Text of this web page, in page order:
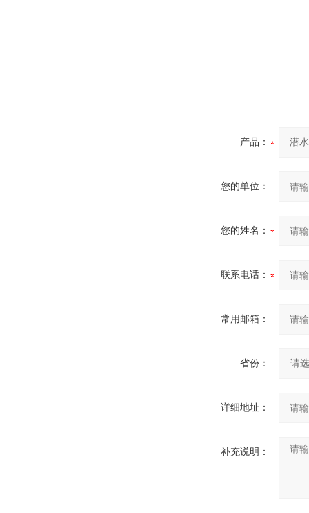
产品：
您的单位：
您的姓名：
联系电话：
常用邮箱：
省份：
详细地址：
补充说明：